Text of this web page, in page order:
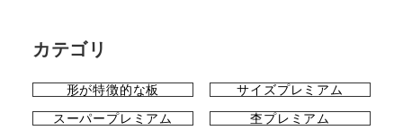
カテゴリ
形が特徴的な板
サイズプレミアム
スーパープレミアム
杢プレミアム